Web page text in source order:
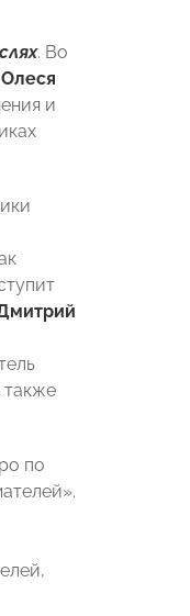
. Во
Олеся
и
также
по